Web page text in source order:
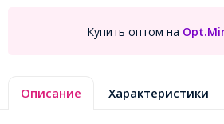
Купить оптом на
Описание Характеристики